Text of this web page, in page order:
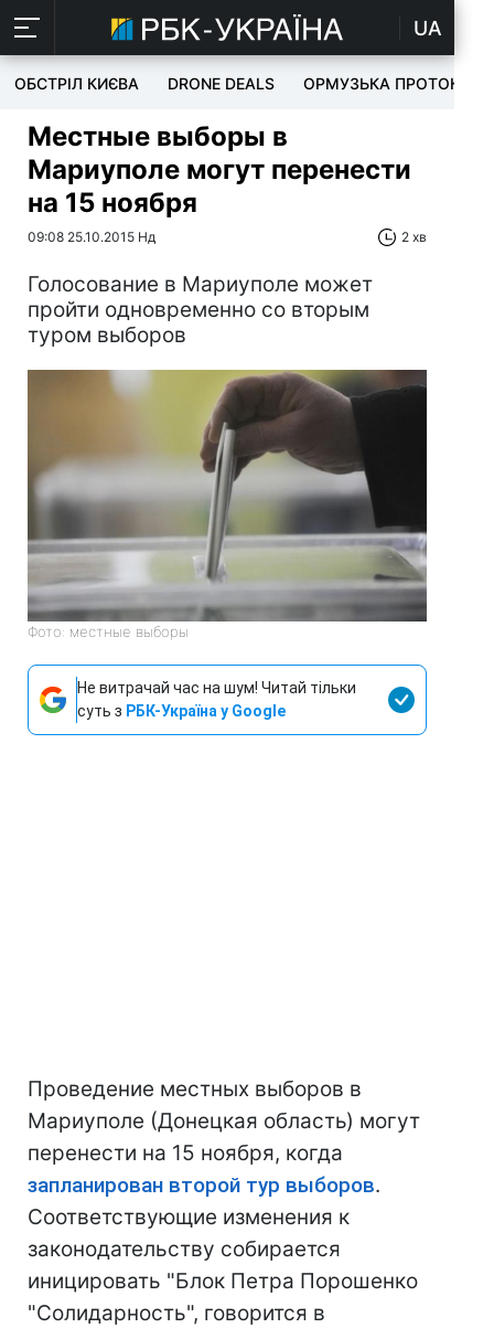
UA
ОБСТРІЛ КИЄВА DRONE DEALS ОРМУЗЬКА ПРОТОКА
Местные выборы в
Мариуполе могут перенести
на 15 ноября
09:08 25.10.2015 Нд 2 хв
Голосование в Мариуполе может
пройти одновременно со вторым
туром выборов
Фото: местные выборы
Не витрачай час на шум! Читай тільки
суть з РБК-Україна у Google
Проведение местных выборов в
Мариуполе (Донецкая область) могут
перенести на 15 ноября, когда
запланирован второй тур выборов.
Соответствующие изменения к
законодательству собирается
иницировать "Блок Петра Порошенко
"Солидарность", говорится в